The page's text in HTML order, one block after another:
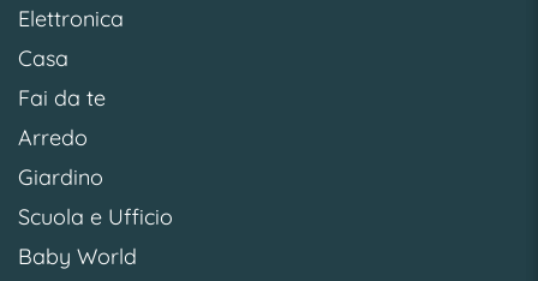
Elettronica
Casa
Fai da te
Arredo
Giardino
Scuola e Ufficio
Baby World